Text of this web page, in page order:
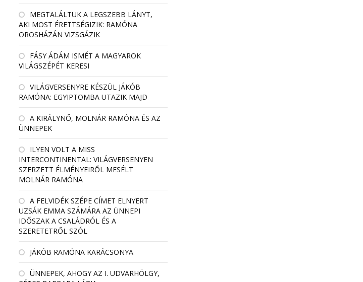
MEGTALÁLTUK A LEGSZEBB LÁNYT,
AKI MOST ÉRETTSÉGIZIK: RAMÓNA
OROSHÁZÁN VIZSGÁZIK
FÁSY ÁDÁM ISMÉT A MAGYAROK
VILÁGSZÉPÉT KERESI
VILÁGVERSENYRE KÉSZÜL JÁKÓB
RAMÓNA: EGYIPTOMBA UTAZIK MAJD
A KIRÁLYNŐ, MOLNÁR RAMÓNA ÉS AZ
ÜNNEPEK
ILYEN VOLT A MISS
INTERCONTINENTAL: VILÁGVERSENYEN
SZERZETT ÉLMÉNYEIRŐL MESÉLT
MOLNÁR RAMÓNA
A FELVIDÉK SZÉPE CÍMET ELNYERT
UZSÁK EMMA SZÁMÁRA AZ ÜNNEPI
IDŐSZAK A CSALÁDRÓL ÉS A
SZERETETRŐL SZÓL
JÁKÓB RAMÓNA KARÁCSONYA
ÜNNEPEK, AHOGY AZ I. UDVARHÖLGY,